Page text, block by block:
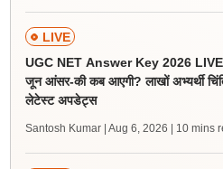
LIVE
UGC NET Answer Key 2026
जून आंसर-की कब आएगी? लाखों अभ्यर्थी
लेटेस्ट अपडेट्स
Santosh Kumar | Aug 6, 2026 | 10 mins